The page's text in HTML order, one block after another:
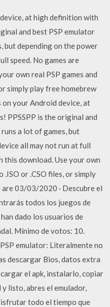
at high definition with
and best PSP emulator
but depending on the power
speed. No games are
own real PSP games and
simply play free homebrew
on your Android device, at
PPSSPP is the original and
a lot of games, but
all may not run at full
this download. Use your own
.ISO or .CSO files, or simply
03/03/2020 · Descubre el
todos los juegos de
dado los usuarios de
Mínimo de votos: 10.
emulator: Literalmente no
descargar Bios, datos extra
el apk, instalarlo, copiar
listo, abres el emulador,
todo el tiempo que